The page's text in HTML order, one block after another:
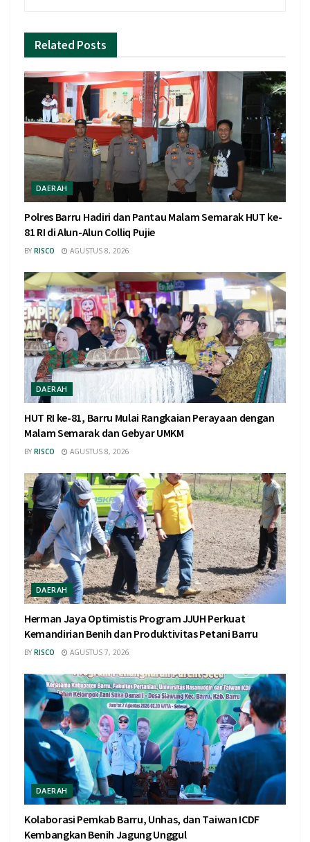
Related Posts
DAERAH
Polres Barru Hadiri dan Pantau Malam Semarak HUT ke-
81 RI di Alun-Alun Colliq Pujie
BY RISCO AGUSTUS 8, 2026
DAERAH
HUT RI ke-81, Barru Mulai Rangkaian Perayaan dengan
Malam Semarak dan Gebyar UMKM
BY RISCO AGUSTUS 8, 2026
DAERAH
Herman Jaya Optimistis Program JJUH Perkuat
Kemandirian Benih dan Produktivitas Petani Barru
BY RISCO AGUSTUS 7, 2026
DAERAH
Kolaborasi Pemkab Barru, Unhas, dan Taiwan ICDF
Kembangkan Benih Jagung Unggul